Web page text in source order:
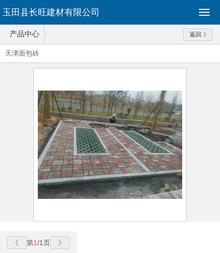
玉田县长旺建材有限公司
产品中心 返回
天津面包砖
第1/1页